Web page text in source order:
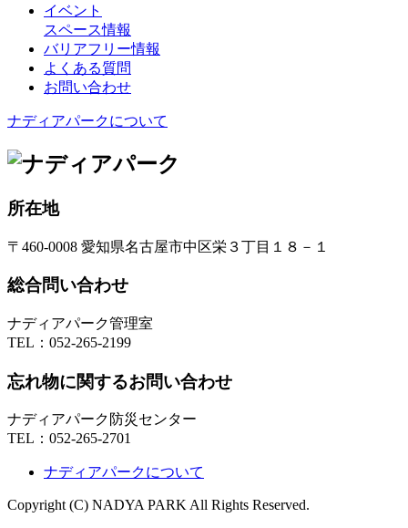
イベント
スペース情報
バリアフリー情報
よくある質問
お問い合わせ
ナディアパークについて
所在地
〒460-0008 愛知県名古屋市中区栄３丁目１８－１
総合問い合わせ
ナディアパーク管理室
TEL： 052-265-2199
忘れ物に関するお問い合わせ
ナディアパーク防災センター
TEL： 052-265-2701
ナディアパークについて
Copyright (C) NADYA PARK All Rights Reserved.